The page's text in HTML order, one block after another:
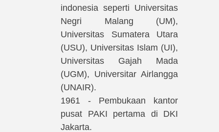
indonesia seperti Universitas
Negri Malang (UM),
Universitas Sumatera Utara
(USU), Universitas Islam (UI),
Universitas Gajah Mada
(UGM), Universitar Airlangga
(UNAIR).
1961 - Pembukaan kantor
pusat PAKI pertama di DKI
Jakarta.